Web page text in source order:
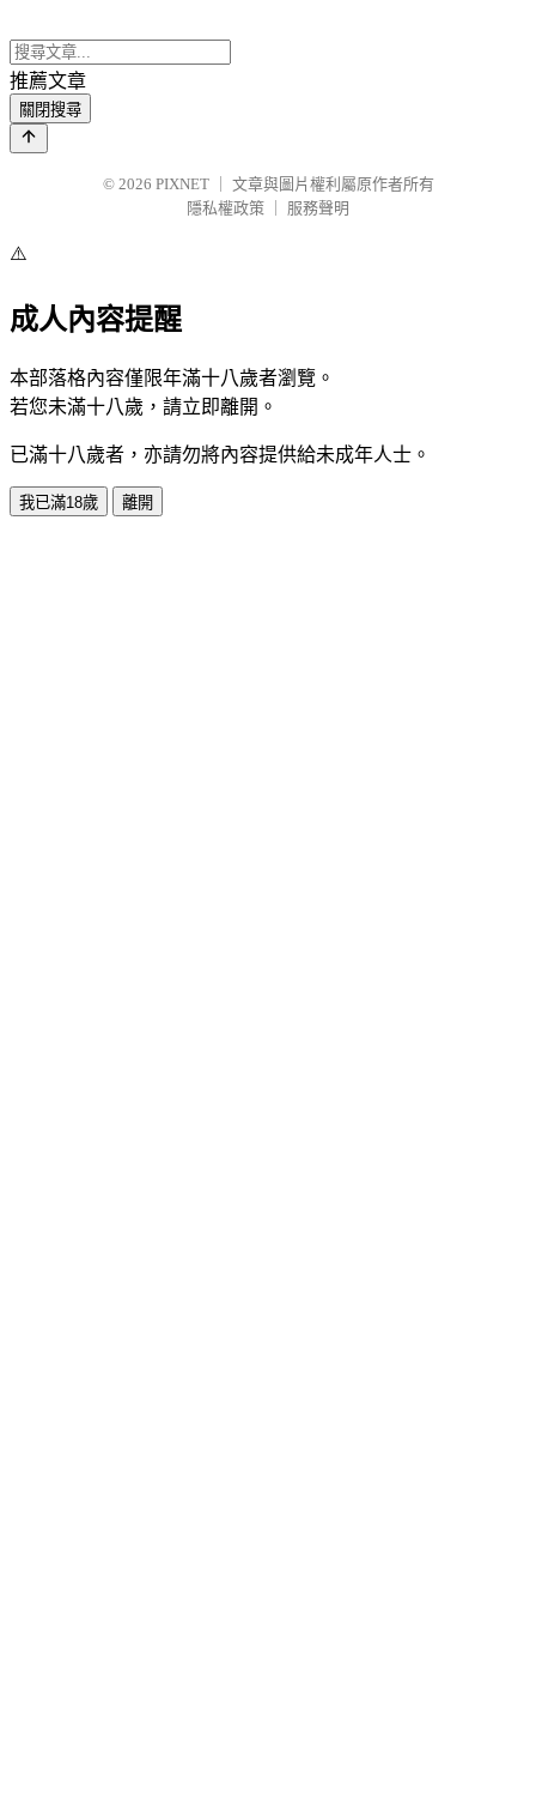
推薦文章
關閉搜尋
© 2026 PIXNET
文章與圖片權利屬原作者所有
隱私權政策
服務聲明
⚠️
成人內容提醒
本部落格內容僅限年滿十八歲者瀏覽。
若您未滿十八歲，請立即離開。
已滿十八歲者，亦請勿將內容提供給未成年人士。
我已滿18歲 離開